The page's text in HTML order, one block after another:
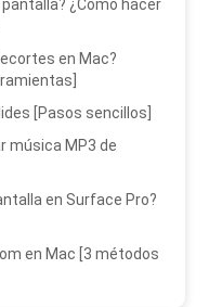
¿Cómo hacer
en Mac?
[Pasos sencillos]
música MP3 de
en Surface Pro?
en Mac [3 métodos